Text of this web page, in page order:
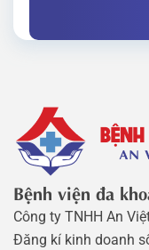
Bệnh viện đa
Công ty TNHH An
Đăng kí kinh doanh